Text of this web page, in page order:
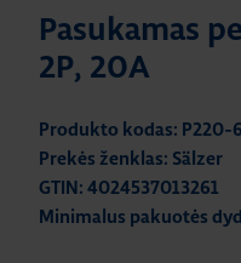
Pasukamas
2P, 20A
Produkto kodas: P220-
Prekės ženklas: Sälzer
GTIN: 4024537013261
Minimalus pakuotės